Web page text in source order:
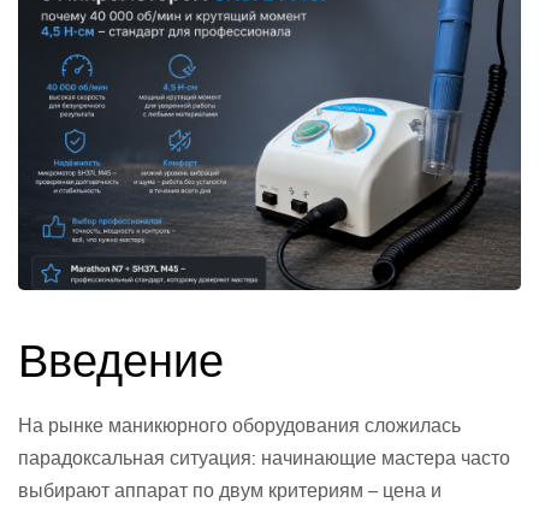
Введение
На рынке маникюрного оборудования сложилась
парадоксальная ситуация: начинающие мастера часто
выбирают аппарат по двум критериям – цена и